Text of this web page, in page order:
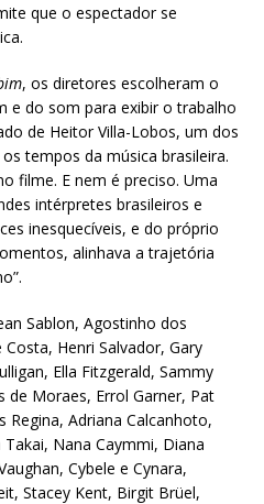
que o espectador se
, os diretores escolheram o
e do som para exibir o trabalho
de Heitor Villa-Lobos, um dos
tempos da música brasileira.
filme. E nem é preciso. Uma
intérpretes brasileiros e
inesquecíveis, e do próprio
alinhava a trajetória
Sablon, Agostinho dos
Henri Salvador, Gary
Ella Fitzgerald, Sammy
de Moraes, Errol Garner, Pat
Regina, Adriana Calcanhoto,
Nana Caymmi, Diana
Cybele e Cynara,
Stacey Kent, Birgit Brüel,